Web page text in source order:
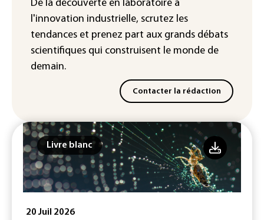
Colombie: un bébé hippopotame
descendant de la colonie d'Escobar
meurt malgré les soins
De la découverte en laboratoire à
l'innovation industrielle, scrutez les
tendances et prenez part aux grands débats
scientifiques qui construisent le monde de
demain.
Contacter la rédaction
Livre blanc
20 Juil 2026